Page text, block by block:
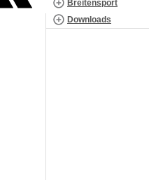
Breitensport
Downloads